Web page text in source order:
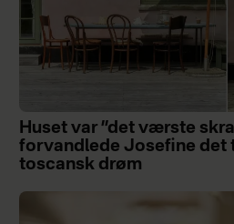
Huset var ”det værste
forvandlede Josefine det
toscansk drøm